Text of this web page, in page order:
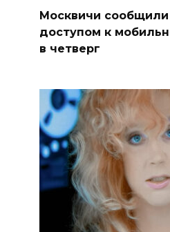
Москвичи
доступом к
в четверг